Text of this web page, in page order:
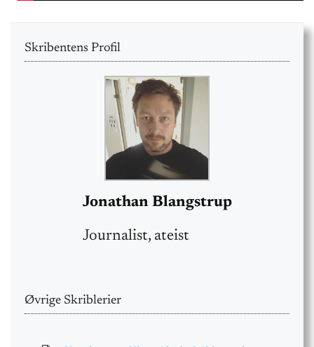
Skribentens Profil
Jonathan Blangstrup
Journalist, ateist
Øvrige Skriblerier